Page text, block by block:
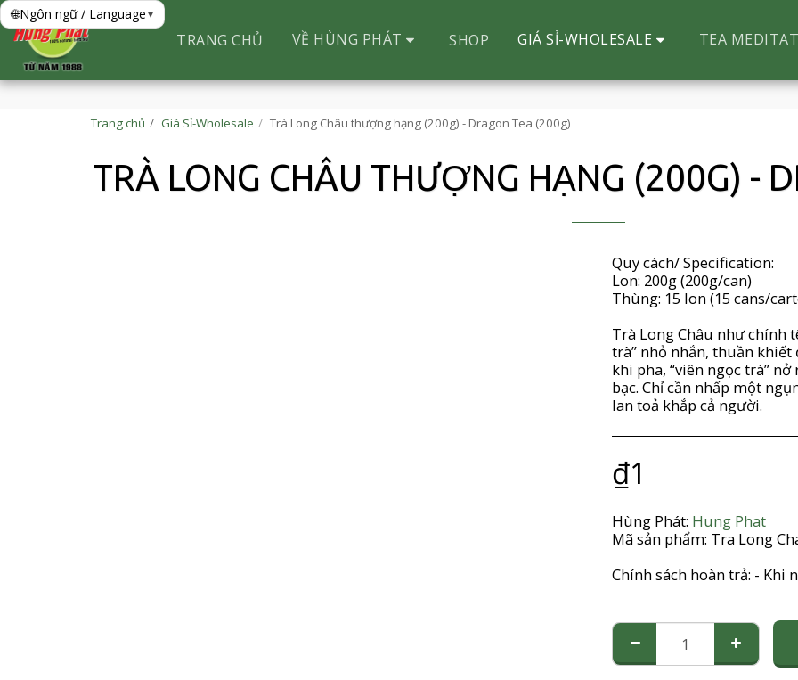
🌐Ngôn ngữ / Language▾
TRANG CHỦ VỀ HÙNG PHÁT SHOP GIÁ SỈ-WHOLESALE TEA
Trang chủ Giá Sỉ-Wholesale Trà Long Châu thượng hạng (200g) - Dragon Tea (200g)
TRÀ LONG CHÂU THƯỢNG HẠNG (200G) -
Quy cách/ Specification:
Lon: 200g (200g/can)
Thùng: 15 lon (15 cans/
Trà Long Châu như chính
trà” nhỏ nhắn, thuần
khi pha, “viên ngọc trà”
bạc. Chỉ cần nhấp một
lan toả khắp cả người.
₫1
Hùng Phát: Hung Phat
Mã sản phẩm: Tra Long
Chính sách hoàn trả: - Khi nhận được đơn đặt hàng của Quý khách từ website, chúng tôi sẽ gọi điện thoại để xác nhận đơn hàng (tình trạng hàng hoá, chủng loại, số lượng, giá tiền, địa chỉ giao hàng, tên người nhận hàng, tổng số tiền khách hàng cần thanh toán khi nhận hàng). Lúc này, Quý khách có thể hủy đơn hàng, thay đổi số lượng đặt hàng, chủng loại hàng,… - Trường hợp sau khi nhận hàng, nếu sản phẩm không thích hợp (do lỗi của Quý khách), Quý khách có thể gửi lại (sản phẩm phải còn nguyên vẹn), chúng tôi sẽ đổi sản phẩm khác cho Quý khách, chi phí gửi đổi, trả hàng, các chi phí phát sinh khác sẽ do Quý khách chịu. Xin liên lạc với